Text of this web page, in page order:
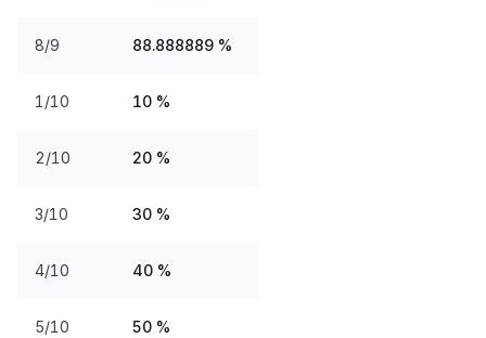
8/9 88.888889 %
1/10 10 %
2/10 20 %
3/10 30 %
4/10 40 %
5/10 50 %